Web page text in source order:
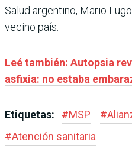
Salud argentino, Mario
vecino país.
Leé también: Autopsia
asfixia: no estaba
Etiquetas: #MSP #
#Atención sanitaria